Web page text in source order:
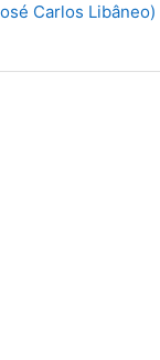
Carlos Libâneo)